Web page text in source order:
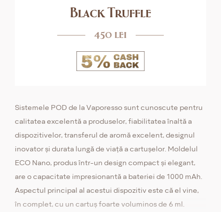
Black Truffle
450 lei
Sistemele POD de la Vaporesso sunt cunoscute pentru
calitatea excelentă a produselor, fiabilitatea înaltă a
dispozitivelor, transferul de aromă excelent, designul
inovator și durata lungă de viață a cartuşelor. Moldelul
ECO Nano, produs într-un design compact și elegant,
are o capacitate impresionantă a bateriei de 1000 mAh.
Aspectul principal al acestui dispozitiv este că el vine,
în complet, cu un cartuş foarte voluminos de 6 ml.